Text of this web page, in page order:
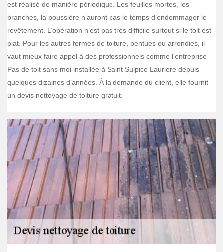
est réalisé de manière périodique. Les feuilles mortes, les
branches, la poussière n’auront pas le temps d’endommager le
revêtement. L’opération n’est pas très difficile surtout si le toit est
plat. Pour les autres formes de toiture, pentues ou arrondies, il
vaut mieux faire appel à des professionnels comme l’entreprise
Pas de toit sans moi installée à Saint Sulpice Lauriere depuis
quelques dizaines d’années. À la demande du client, elle fournit
un devis nettoyage de toiture gratuit.